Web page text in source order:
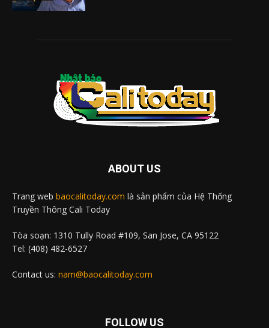
ABOUT US
Trang web baocalitoday.com là sản phẩm của Hệ Thống
Truyền Thông Cali Today
Tòa soạn: 1310 Tully Road #109, San Jose, CA 95122
Tel: (408) 482-6527
Contact us: nam@baocalitoday.com
FOLLOW US